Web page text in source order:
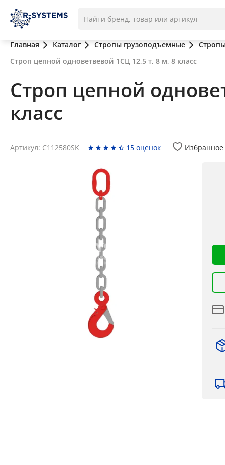
Главная Каталог Стропы грузоподъемные
Строп цепной одноветвевой 1СЦ 12,5 т, 8 м, 8 класс
Строп цепной
класс
Артикул: C112580SK 15 оценок Избранное